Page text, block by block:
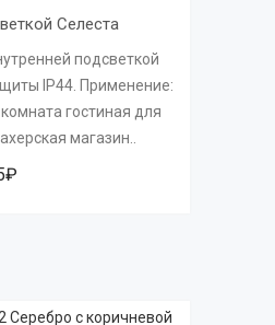
Селеста
подсветкой
IP44. Применение:
гостиная для
магазин..